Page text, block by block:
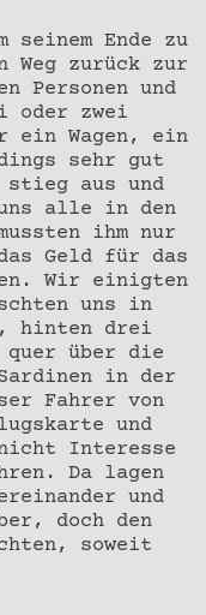
seinem Ende zu
Weg zurück zur
Personen und
oder zwei
ein Wagen, ein
sehr gut
aus und
alle in den
ihm nur
Geld für das
Wir einigten
uns in
hinten drei
quer über die
in der
Fahrer von
und
Interesse
Da lagen
und
doch den
soweit